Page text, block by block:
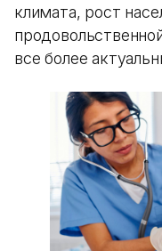
климата, рост
все более